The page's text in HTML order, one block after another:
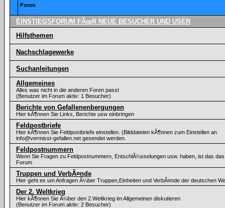
Foren
EINSTIEGSFORUM FÃœR NEUE BESUCHER UND USER
Hilfsthemen
Nachschlagewerke
Suchanleitungen
Allgemeines
Alles was nicht in die anderen Foren passt
(Benutzer im Forum aktiv: 1 Besucher)
Berichte von Gefallenenbergungen
Hier kÃ¶nnen Sie Links, Berichte usw einbringen
Feldpostbriefe
Hier kÃ¶nnen Sie Feldpostbriefe einstellen. (Bilddateien kÃ¶nnen zum Einstellen an
info@vermisst-gefallen.net gesendet werden.
Feldpostnummern
Wenn Sie Fragen zu Feldpostnummern, EntschlÃ¼sselungen usw. haben, ist das
Forum
Truppen und VerbÃ¤nde
Hier geht es um Anfragen Ã¼ber Truppen,Einheiten und VerbÃ¤nde der deutschen
Der 2. Weltkrieg
Hier kÃ¶nnen Sie Ã¼ber den 2.Weltkrieg im Allgemeinen diskutieren
(Benutzer im Forum aktiv: 2 Besucher)